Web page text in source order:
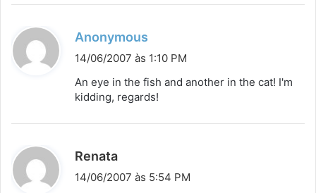
Anonymous
i
s
14/06/2007 às 1:10 PM
An eye in the fish and another in the cat! I'm
kidding, regards!
Renata
i
14/06/2007 às 5:54 PM